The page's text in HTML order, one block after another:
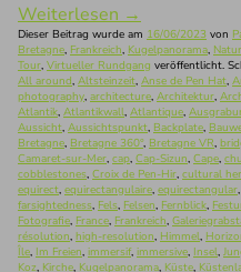
Weiterlesen →
Dieser Beitrag wurde am 16/06/2023 von
Bretagne, Frankreich, Kugelpanorama, Natur
Tour, Virtueller Rundgang veröffentlicht.
All around, Altsteinzeit, Anse de Pen Hat,
photography, architecture, Architektur,
Atlantik, Atlantikwall, Atlantique,
Aussicht, Aussichtspunkt, Backplate,
Bretagne, Bretagne 360°, Bretagne VR,
Camaret-sur-Mer, cap, Cap-Sizun, Cape,
cobblestones, Croix de Pen-Hir, cultural
equirect, equirectangulaire, equirectangular,
farsightedness, Fels, Felsen, Fernblick,
Fotografie, France, Frankreich,
résolution, high-resolution, Himmel,
Île, Im Freien, immersif, immersive, Insel,
Koz, Kirche, Kugelpanorama, Küste,